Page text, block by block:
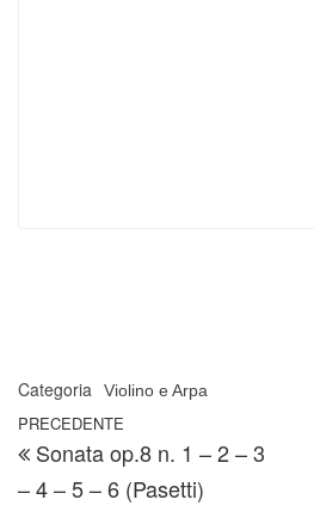
Categoria Violino e Arpa
Navigazione articoli
Articolo precedente
PRECEDENTE
Sonata op.8 n. 1 – 2 – 3
– 4 – 5 – 6 (Pasetti)